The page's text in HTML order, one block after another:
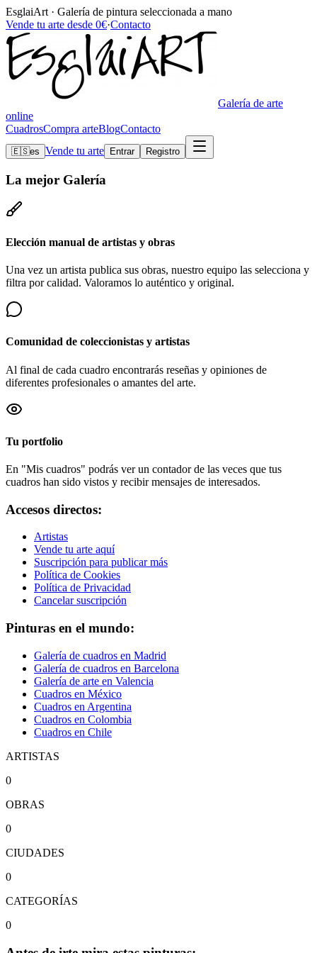
EsglaiArt · Galería de pintura seleccionada a mano
Vende tu arte desde 0€·Contacto
Galería de arte
online
CuadrosCompra arteBlogContacto
🇪🇸es Vende tu arte Entrar Registro
La mejor Galería
Elección manual de artistas y obras
Una vez un artista publica sus obras, nuestro equipo las selecciona y
filtra por calidad. Valoramos lo auténtico y original.
Comunidad de coleccionistas y artistas
Al final de cada cuadro encontrarás reseñas y opiniones de
diferentes profesionales o amantes del arte.
Tu portfolio
En "Mis cuadros" podrás ver un contador de las veces que tus
cuadros han sido vistos y recibir mensajes de interesados.
Accesos directos:
Artistas
Vende tu arte aquí
Suscripción para publicar más
Política de Cookies
Política de Privacidad
Cancelar suscripción
Pinturas en el mundo:
Galería de cuadros en Madrid
Galería de cuadros en Barcelona
Galería de arte en Valencia
Cuadros en México
Cuadros en Argentina
Cuadros en Colombia
Cuadros en Chile
ARTISTAS
0
OBRAS
0
CIUDADES
0
CATEGORÍAS
0